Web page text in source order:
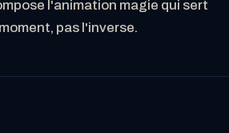
l'animation magie qui sert
pas l'inverse.